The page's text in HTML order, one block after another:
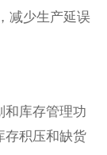
减少生产延误
库存管理功
存积压和缺货